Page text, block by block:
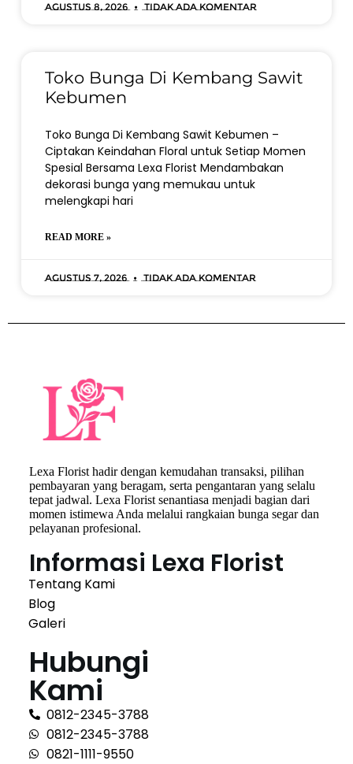
Agustus 8, 2026 Tidak ada komentar
Toko Bunga Di Kembang Sawit
Kebumen
Toko Bunga Di Kembang Sawit Kebumen –
Ciptakan Keindahan Floral untuk Setiap Momen
Spesial Bersama Lexa Florist Mendambakan
dekorasi bunga yang memukau untuk
melengkapi hari
READ MORE »
Agustus 7, 2026 Tidak ada komentar
Lexa Florist hadir dengan kemudahan transaksi, pilihan
pembayaran yang beragam, serta pengantaran yang selalu
tepat jadwal. Lexa Florist senantiasa menjadi bagian dari
momen istimewa Anda melalui rangkaian bunga segar dan
pelayanan profesional.
Informasi Lexa Florist
Tentang Kami
Blog
Galeri
Hubungi
Kami
0812-2345-3788
0812-2345-3788
0821-1111-9550